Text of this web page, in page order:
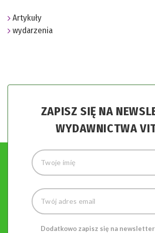
Artykuły
wydarzenia
ZAPISZ SIĘ NA
WYDAWNICTWA
Dodatkowo zapisz się na